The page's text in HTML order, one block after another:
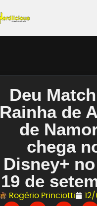
Deu
Rainha de
de
chega
Disney+
19 de
Rogério Princiotti